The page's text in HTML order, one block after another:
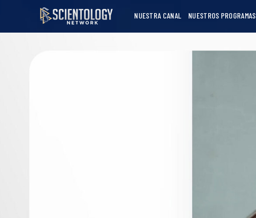
NUESTRA CANAL NUESTROS PROGRAMAS